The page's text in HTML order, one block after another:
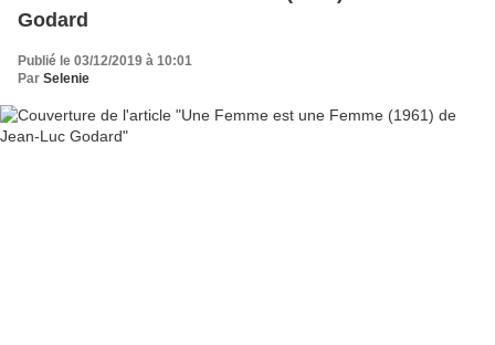
Godard
Publié le 03/12/2019 à 10:01
Par Selenie